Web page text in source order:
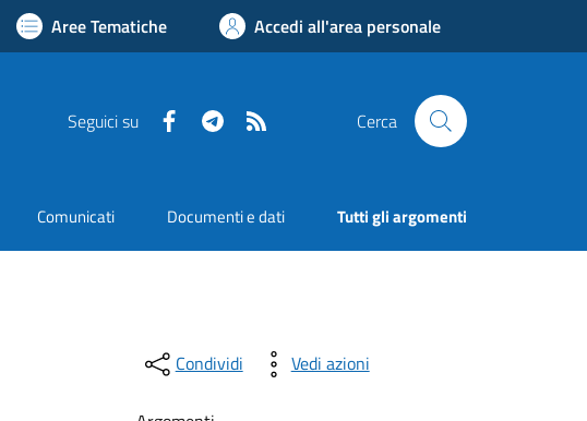
Aree Tematiche Accedi all'area personale
Seguici su FacebookTelegram Cerca
Comunicati Documenti e dati Tutti gli argomenti
Condividi Vedi azioni